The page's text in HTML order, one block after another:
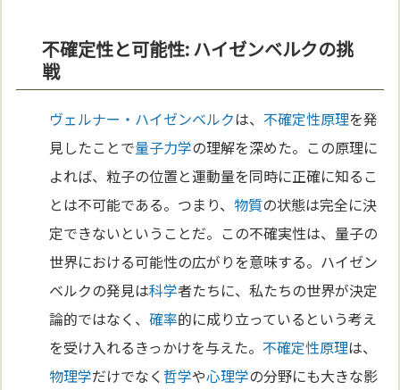
不確定性と可能性: ハイゼンベルクの挑
戦
ヴェルナー・ハイゼンベルクは、 不確定性原理を発
見したことで量子力学の理解を深めた。この原理に
よれば、粒子の位置と運動量を同時に正確に知るこ
とは不可能である。つまり、 物質の状態は完全に決
定できないということだ。この不確実性は、量子の
世界における可能性の広がりを意味する。ハイゼン
ベルクの発見は科学者たちに、私たちの世界が決定
論的ではなく、確率的に成り立っているという考え
を受け入れるきっかけを与えた。 不確定性原理は、
物理学だけでなく 哲学や心理学の分野にも大きな影